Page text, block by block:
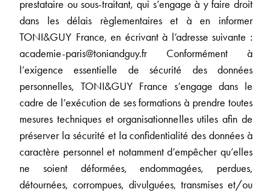
prestataire ou sous-traitant, qui s’engage à y faire droit
dans les délais règlementaires et à en informer
TONI&GUY France, en écrivant à l’adresse suivante :
academie-paris@toniandguy.fr Conformément à
l’exigence essentielle de sécurité des données
personnelles, TONI&GUY France s’engage dans le
cadre de l’exécution de ses formations à prendre toutes
mesures techniques et organisationnelles utiles afin de
préserver la sécurité et la confidentialité des données à
caractère personnel et notamment d’empêcher qu’elles
ne soient déformées, endommagées, perdues,
détournées, corrompues, divulguées, transmises et/ou